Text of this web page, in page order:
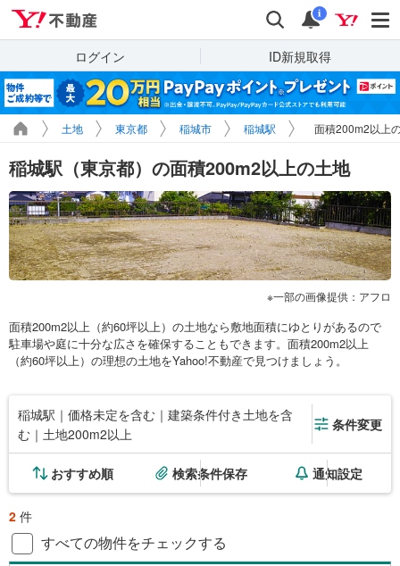
検索 通知
i
ログイン ID新規取得
土地 東京都 稲城市 稲城駅 面積200m2以上
稲城駅（東京都）の面積200m2以上の土地
一部の画像提供：アフロ
面積200m2以上（約60坪以上）の土地なら敷地面積にゆとりがあるので
駐車場や庭に十分な広さを確保することもできます。面積200m2以上
（約60坪以上）の理想の土地をYahoo!不動産で見つけましょう。
稲城駅｜価格未定を含む｜建築条件付き土地を含
む｜土地200m2以上
条件変更
おすすめ順 検索条件保存 通知設定
2 件
すべての物件をチェックする